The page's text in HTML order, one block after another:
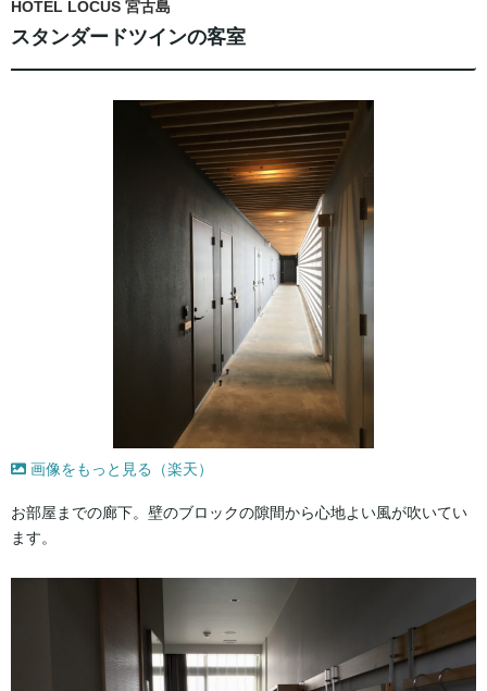
HOTEL LOCUS 宮古島
スタンダードツインの客室
画像をもっと見る（楽天）
お部屋までの廊下。壁のブロックの隙間から心地よい風が吹いてい
ます。